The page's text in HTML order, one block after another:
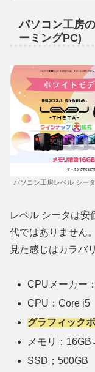
パソコン工房
ーミングPC)
パソコン工房レベル シータ
レベル シータは安
代ではありません
見た感じはカラバ
CPUメーカー
CPU：Core i5
グラフィック
メモリ：
SSD；500GB